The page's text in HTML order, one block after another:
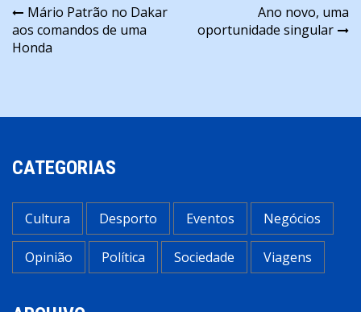
Navegação
de
Mário Patrão no Dakar
aos comandos de uma
Honda
Ano novo, uma
oportunidade singular
CATEGORIAS
Cultura Desporto Eventos Negócios
Opinião Política Sociedade Viagens